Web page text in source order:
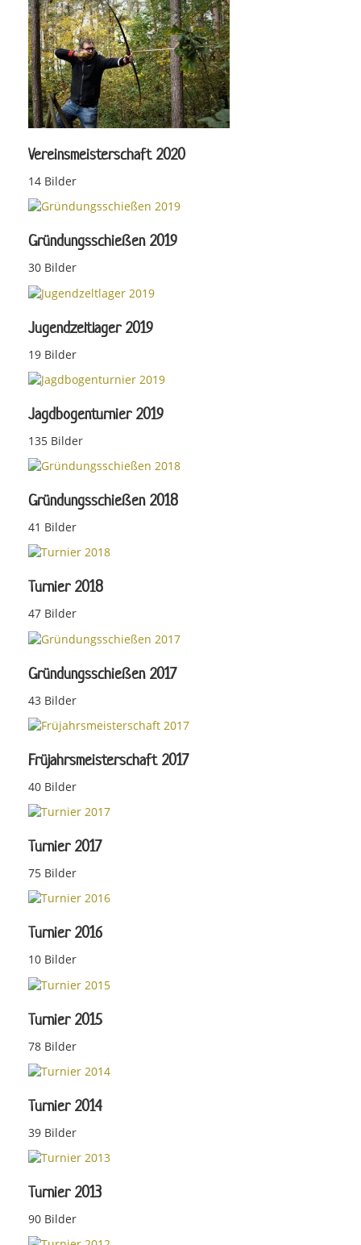
Vereinsmeisterschaft 2020
14 Bilder
Gründungsschießen 2019
30 Bilder
Jugendzeltlager 2019
19 Bilder
Jagdbogenturnier 2019
135 Bilder
Gründungsschießen 2018
41 Bilder
Turnier 2018
47 Bilder
Gründungsschießen 2017
43 Bilder
Früjahrsmeisterschaft 2017
40 Bilder
Turnier 2017
75 Bilder
Turnier 2016
10 Bilder
Turnier 2015
78 Bilder
Turnier 2014
39 Bilder
Turnier 2013
90 Bilder